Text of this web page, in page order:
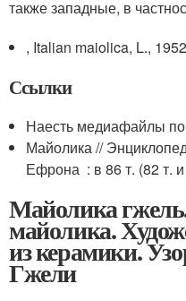
также западные, в
, Italian maiolica, L., 1952
Ссылки
Наесть медиафайлы
Майолика //
Ефрона : в 86 т. (82 т.
Майолика
майолика.
из керамики.
Гжели